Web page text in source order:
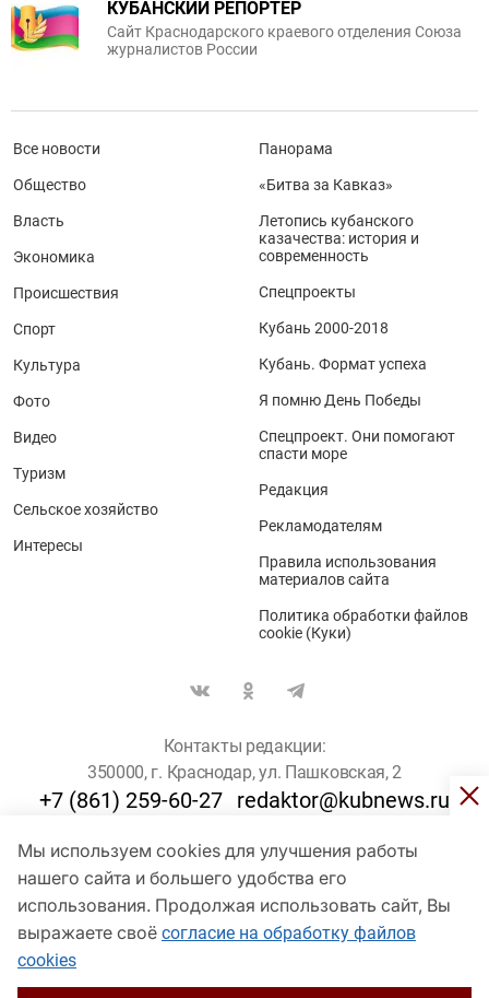
Мы используем cookies для улучшения работы
нашего сайта и большего удобства его
использования. Продолжая использовать сайт, Вы
выражаете своё согласие на обработку файлов
cookies
КУБАНСКИЙ РЕПОРТЕР
Сайт Краснодарского краевого отделения Союза
журналистов России
Все новости
Общество
Власть
Экономика
Происшествия
Спорт
Культура
Фото
Видео
Туризм
Сельское хозяйство
Интересы
Панорама
«Битва за Кавказ»
Летопись кубанского
казачества: история и
современность
Спецпроекты
Кубань 2000-2018
Кубань. Формат успеха
Я помню День Победы
Спецпроект. Они помогают
спасти море
Редакция
Рекламодателям
Правила использования
материалов сайта
Политика обработки файлов
cookie (Куки)
Контакты редакции:
350000, г. Краснодар, ул. Пашковская, 2
+7 (861) 259-60-27 redaktor@kubnews.ru
Для пользователей старше 16 лет
© Кубанские Новости, 2017
Сетевое издание «kubnews» зарегистрировано Федеральной
службой по надзору в сфере связи, информационных технологий
и массовых коммуникаций (Роскомнадзор). Регистрационный